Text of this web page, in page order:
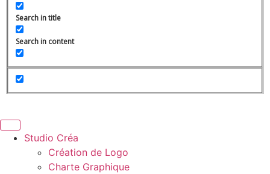
Search in title
Search in content
Studio Créa
Création de Logo
Charte Graphique